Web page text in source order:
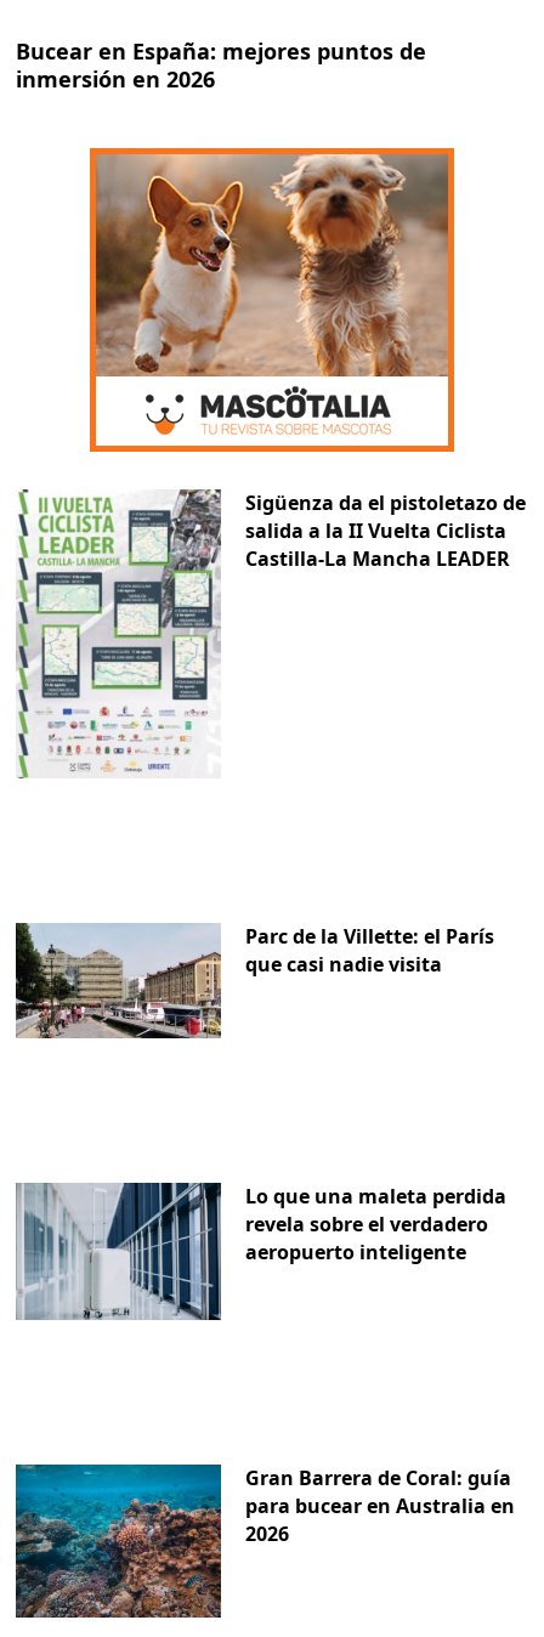
Bucear en España: mejores puntos de
inmersión en 2026
Sigüenza da el pistoletazo de
salida a la II Vuelta Ciclista
Castilla-La Mancha LEADER
Parc de la Villette: el París
que casi nadie visita
Lo que una maleta perdida
revela sobre el verdadero
aeropuerto inteligente
Gran Barrera de Coral: guía
para bucear en Australia en
2026